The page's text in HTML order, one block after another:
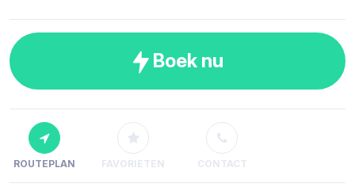
Boek nu
ROUTEPLAN FAVORIETEN CONTACT